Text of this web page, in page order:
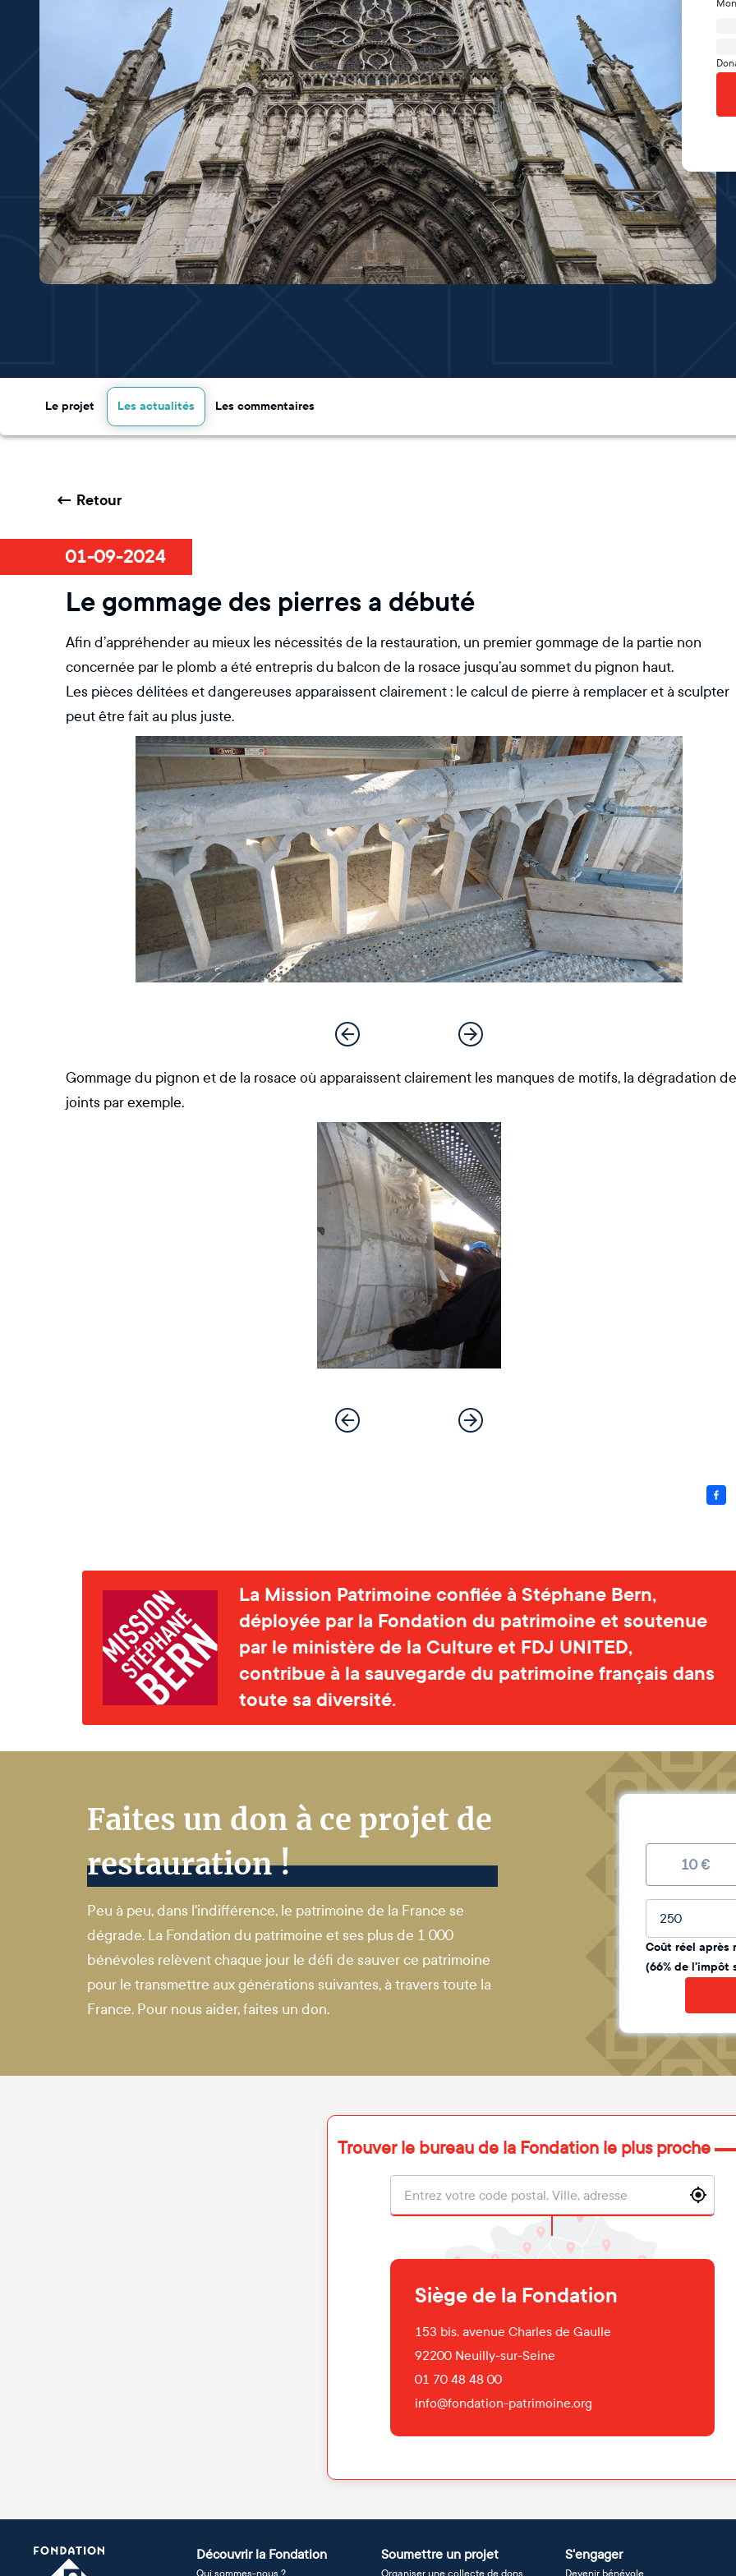
Le projet Les actualités Les commentaires
← Retour
01-09-2024
Le gommage des pierres a débuté
Afin d’appréhender au mieux les nécessités de la restauration, un premier gommage de la partie non
concernée par le plomb a été entrepris du balcon de la rosace jusqu’au sommet du pignon haut.
Les pièces délitées et dangereuses apparaissent clairement : le calcul de pierre à remplacer et à sculpter
peut être fait au plus juste.
Gommage du pignon et de la rosace où apparaissent clairement les manques de motifs, la dégradation
joints par exemple.
La Mission Patrimoine confiée à Stéphane Bern,
déployée par la Fondation du patrimoine et soutenue
par le ministère de la Culture et FDJ UNITED,
contribue à la sauvegarde du patrimoine français dans
toute sa diversité.
Faites un don à ce projet de
restauration !
Peu à peu, dans l'indifférence, le patrimoine de la France se
dégrade. La Fondation du patrimoine et ses plus de 1 000
bénévoles relèvent chaque jour le défi de sauver ce patrimoine
pour le transmettre aux générations suivantes, à travers toute la
France. Pour nous aider, faites un don.
10€
Montant
Coût réel après
(66% de l'impôt
Trouver le bureau de la Fondation le plus proche
Localisation
Siège de la Fondation
153 bis, avenue Charles de Gaulle
92200 Neuilly-sur-Seine
01 70 48 48 00
info@fondation-patrimoine.org
Découvrir la Fondation
Qui sommes-nous ?
Soumettre un projet
Organiser une collecte de dons
S'engager
Devenir bénévole